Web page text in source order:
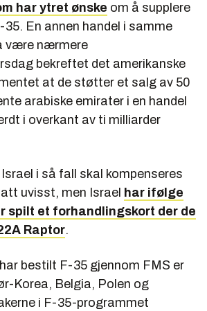
har ytret ønske om å supplere
35. En annen handel i samme
være nærmere
bekreftet det amerikanske
at de støtter et salg av 50
arabiske emirater i en handel
i overkant av ti milliarder
i så fall skal kompenseres
uvisst, men Israel har ifølge
spilt et forhandlingskort der de
Raptor.
bestilt F-35 gjennom FMS er
Korea, Belgia, Polen og
i F-35-programmet